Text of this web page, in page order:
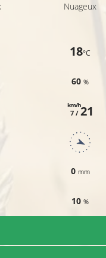
Nuageux
18°C
60%
7 /
km/h21
0 mm
10%